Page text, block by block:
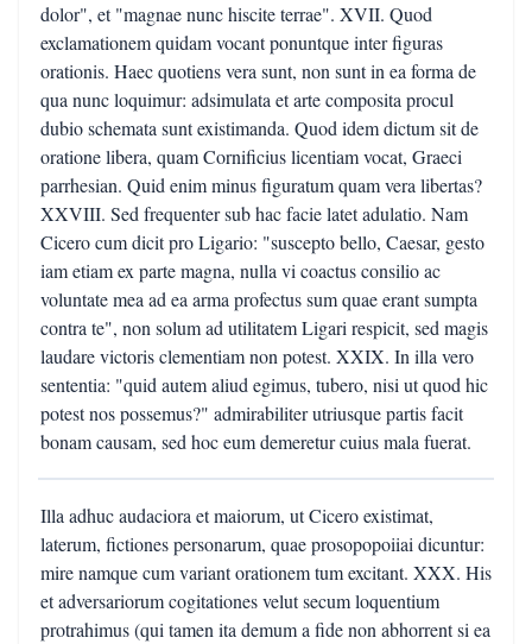
dolor", et "magnae nunc hiscite terrae". XVII. Quod
exclamationem quidam vocant ponuntque inter figuras
orationis. Haec quotiens vera sunt, non sunt in ea forma de
qua nunc loquimur: adsimulata et arte composita procul
dubio schemata sunt existimanda. Quod idem dictum sit de
oratione libera, quam Cornificius licentiam vocat, Graeci
parrhesian. Quid enim minus figuratum quam vera libertas?
XXVIII. Sed frequenter sub hac facie latet adulatio. Nam
Cicero cum dicit pro Ligario: "suscepto bello, Caesar, gesto
iam etiam ex parte magna, nulla vi coactus consilio ac
voluntate mea ad ea arma profectus sum quae erant sumpta
contra te", non solum ad utilitatem Ligari respicit, sed magis
laudare victoris clementiam non potest. XXIX. In illa vero
sententia: "quid autem aliud egimus, tubero, nisi ut quod hic
potest nos possemus?" admirabiliter utriusque partis facit
bonam causam, sed hoc eum demeretur cuius mala fuerat.
Illa adhuc audaciora et maiorum, ut Cicero existimat,
laterum, fictiones personarum, quae prosopopoiiai dicuntur:
mire namque cum variant orationem tum excitant. XXX. His
et adversariorum cogitationes velut secum loquentium
protrahimus (qui tamen ita demum a fide non abhorrent si ea